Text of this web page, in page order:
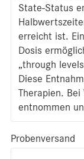
State-Status
erreicht ist.
Dosis
„through
Diese
Therapien.
entnommen
Probenversand